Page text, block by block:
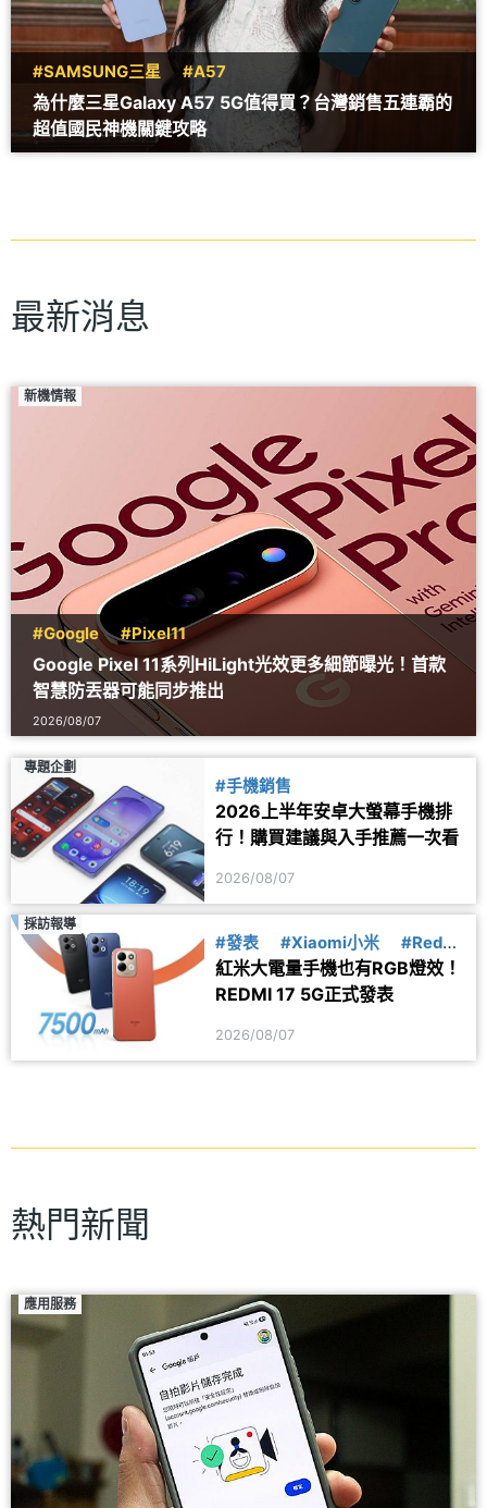
#SAMSUNG三星 #A57
為什麼三星Galaxy A57 5G值得買？台灣銷售五連霸的
超值國民神機關鍵攻略
最新消息
新機情報
#Google #Pixel11
Google Pixel 11系列HiLight光效更多細節曝光！首款
智慧防丟器可能同步推出
2026/08/07
專題企劃
#手機銷售
2026上半年安卓大螢幕手機排
行！購買建議與入手推薦一次看
2026/08/07
採訪報導
#發表 #Xiaomi小米
#Redmi
紅米
紅米大電量手機也有RGB燈效！
REDMI 17 5G正式發表
2026/08/07
熱門新聞
應用服務